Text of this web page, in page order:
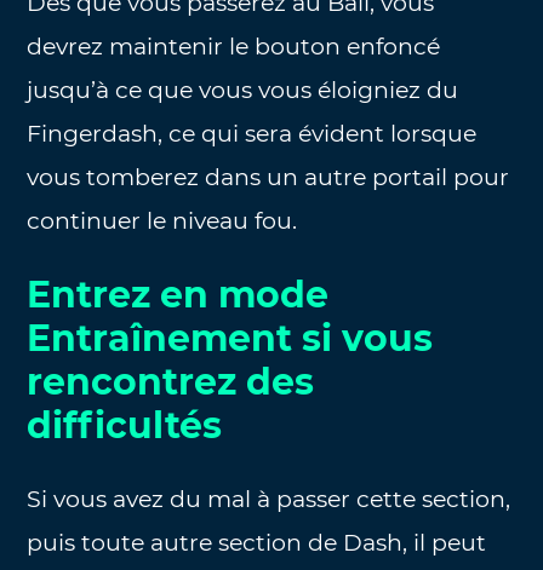
devrez maintenir le bouton enfoncé
jusqu’à ce que vous vous éloigniez du
Fingerdash, ce qui sera évident lorsque
vous tomberez dans un autre portail pour
continuer le niveau fou.
Entrez en mode
Entraînement si vous
rencontrez des
difficultés
Si vous avez du mal à passer cette section,
puis toute autre section de Dash, il peut